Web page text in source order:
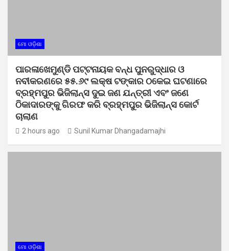
ମୋ ଓଡ଼ିଶା
ପାରଳାଖେମୁଣ୍ଡି ପଟ୍ଟନାୟକ ବନ୍ଧ ପୁନରୁଦ୍ଧାର ଓ
ନବୀକରଣରେ ୫୫.୬୯ ଲକ୍ଷ ଟଙ୍କାର ଠକେଇ ଘଟଣାରେ
ବ୍ରହ୍ମପୁର ଭିଜିଲାନ୍ସ ଦୁଇ ଜଣ ଯନ୍ତ୍ରୀ ଏବଂ ଜଣେ
ଠିକାଦାରଙ୍କୁ ଗିରଫ କରି ବ୍ରହ୍ମପୁର ଭିଜିଲାନ୍ସ କୋର୍ଟ
ଚାଲାଣ
2 hours ago Sunil Kumar Dhangadamajhi
ମୋ ଓଡ଼ିଶା